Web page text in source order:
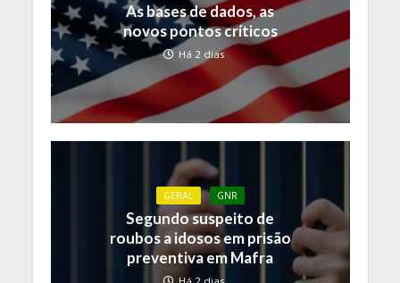
As bases de dados, as
novos pontos críticos
Há 2 dias
GERAL GNR
Segundo suspeito de
roubos a idosos em prisão
preventiva em Mafra